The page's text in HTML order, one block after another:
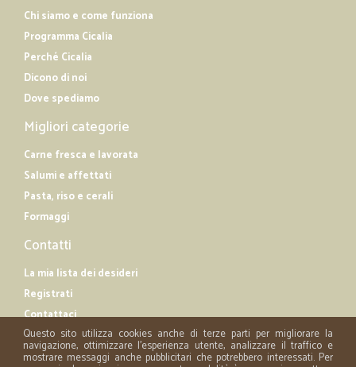
Chi siamo e come funziona
Programma Cicalia
Perché Cicalia
Dicono di noi
Dove spediamo
Migliori categorie
Carne fresca e lavorata
Salumi e affettati
Pasta, riso e cerali
Formaggi
Contatti
La mia lista dei desideri
Registrati
Contattaci
Questo sito utilizza cookies anche di terze parti per migliorare la
navigazione, ottimizzare l'esperienza utente, analizzare il traffico e
mostrare messaggi anche pubblicitari che potrebbero interessati. Per